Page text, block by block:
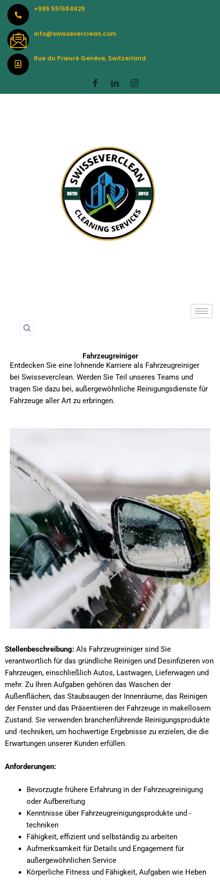
Skip
content
+995 551584629
info@swisseverclean.com
Rue du Prieuré Genève, Switzerland
Fahrzeugreiniger
Entdecken Sie eine lohnende Karriere als Fahrzeugreiniger
bei Swisseverclean. Werden Sie Teil unseres Teams und
tragen Sie dazu bei, außergewöhnliche Reinigungsdienste für
Fahrzeuge aller Art zu erbringen.
Stellenbeschreibung: Als Fahrzeugreiniger sind Sie
verantwortlich für das gründliche Reinigen und Desinfizieren von
Fahrzeugen, einschließlich Autos, Lastwagen, Lieferwagen und
mehr. Zu Ihren Aufgaben gehören das Waschen der
Außenflächen, das Staubsaugen der Innenräume, das Reinigen
der Fenster und das Präsentieren der Fahrzeuge in makellosem
Zustand. Sie verwenden branchenführende Reinigungsprodukte
und -techniken, um hochwertige Ergebnisse zu erzielen, die die
Erwartungen unserer Kunden erfüllen.
Anforderungen:
Bevorzugte frühere Erfahrung in der Fahrzeugreinigung
oder Aufbereitung
Kenntnisse über Fahrzeugreinigungsprodukte und -
techniken
Fähigkeit, effizient und selbständig zu arbeiten
Aufmerksamkeit für Details und Engagement für
außergewöhnlichen Service
Körperliche Fitness und Fähigkeit, Aufgaben wie Heben